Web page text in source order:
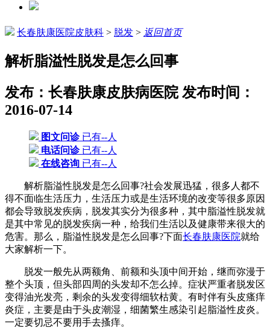
长春肤康医院皮肤科 > 脱发 > 返回首页
解析脂溢性脱发是怎么回事
发布：长春肤康皮肤病医院发布时间：
2016-07-14
图文问诊已有--人
电话问诊已有--人
在线咨询 已有--人
解析脂溢性脱发是怎么回事?社会发展迅猛，很多人都不
得不面临生活压力，生活压力或是生活环境的改变等很多原因
都会导致脱发疾病，脱发其实分为很多种，其中脂溢性脱发就
是其中常见的脱发疾病一种，给我们生活以及健康带来很大的
危害。那么，脂溢性脱发是怎么回事?下面长春肤康医院就给
大家解析一下。
脱发一般先从两额角、前额和头顶中间开始，继而弥漫于
整个头顶，但头部四周的头发却不怎么掉。症状严重者脱发区
变得油光发亮，剩余的头发变得细软枯黄。有时伴有头皮瘙痒
炎症，主要是由于头皮潮湿，细菌繁生感染引起脂溢性皮炎。
一定要切忌不要用手去搔痒。